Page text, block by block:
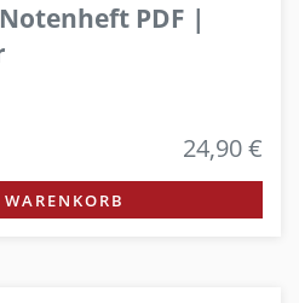
PDF |
24,90 €